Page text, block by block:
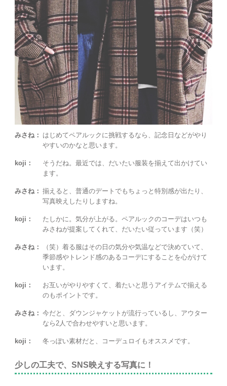
みさね： はじめてペアルックに挑戦するなら、記念日などがやり
やすいのかなと思います。
koji：
そうだね。最近では、だいたい服装を揃えて出かけてい
ます。
みさね： 揃えると、普通のデートでもちょっと特別感が出たり、
写真映えしたりしますね。
koji：
たしかに。気分が上がる。ペアルックのコーデはいつも
みさねが提案してくれて、だいたい従っています（笑）
みさね：
（笑）着る服はその日の気分や気温などで決めていて、
季節感やトレンド感のあるコーデにすることを心がけて
います。
koji：
お互いがやりやすくて、着たいと思うアイテムで揃える
のもポイントです。
みさね： 今だと、ダウンジャケットが流行っているし、アウター
なら2人で合わせやすいと思います。
koji： 冬っぽい素材だと、コーデュロイもオススメです。
少しの工夫で、SNS映えする写真に！